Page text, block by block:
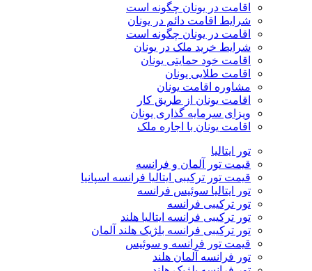
اقامت در یونان چگونه است
شرایط اقامت دائم در یونان
اقامت در یونان چگونه است
شرایط خرید ملک در یونان
اقامت خود حمایتی یونان
اقامت طلایی یونان
مشاوره اقامت یونان
اقامت یونان از طریق کار
ویزای سرمایه گذاری یونان
اقامت یونان با اجاره ملک
تور ایتالیا
قیمت تور آلمان و فرانسه
قیمت تور ترکیبی ایتالیا فرانسه اسپانیا
تور ایتالیا سوئیس فرانسه
تور ترکیبی فرانسه
تور ترکیبی فرانسه ایتالیا هلند
تور ترکیبی فرانسه بلژیک هلند آلمان
قیمت تور فرانسه و سوئیس
تور فرانسه آلمان هلند